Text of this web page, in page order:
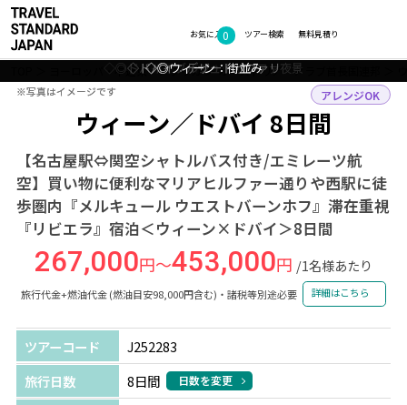
お気に入り
0 無料見積り
ツアー検索
ヨーロッパ・中近東・アフリカ オーストリア・アラブ首長国連邦
ウィーン／ドバイ 8日間
【名古屋駅⇔関空シャトルバス付き/エミレーツ航
空】買い物に便利なマリアヒルファー通りや西駅に徒
歩圏内『メルキュール ウエストバーンホフ』滞在重視
『リビエラ』宿泊＜ウィーン×ドバイ＞8日間
アレンジOK
267,000円～453,000円 /1名様あたり
旅行代金+燃油代金 (燃油目安98,000円含む)・諸税等別途必要 詳細はこちら
◇◎ドバイ：街並み
◇◎ドバイ：ブルジュ・ハリファ夜景
◇ドバイ：デザートサファリ
◇◎ウィーン：街並み
◇◎ドバイ：街並み
フォトギャラリー
※写真はイメージです
※写真はイメージです
ツアーコード
J252283
旅行日数
8日間 日数を変更